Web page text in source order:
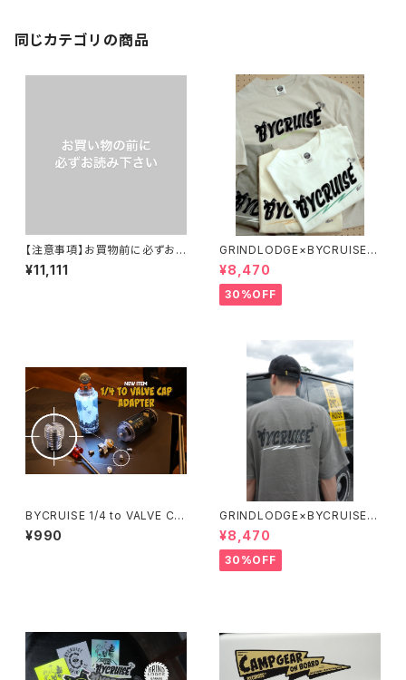
同じカテゴリの商品
【注意事項】お買物前に必ずお
読みください。
¥11,111
GRINDLODGE×BYCRUISE T
-SHIRT FRONT NEW LOGO
PRINT
¥8,470
30%OFF
BYCRUISE 1/4 to VALVE CA
P ADAPTER
¥990
GRINDLODGE×BYCRUISE T
-SHIRT NEW LOGO
¥8,470
30%OFF